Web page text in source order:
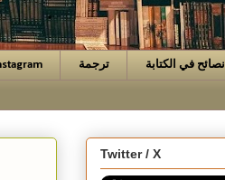
ترجمة نصائح في الكتابة
Twitter / X